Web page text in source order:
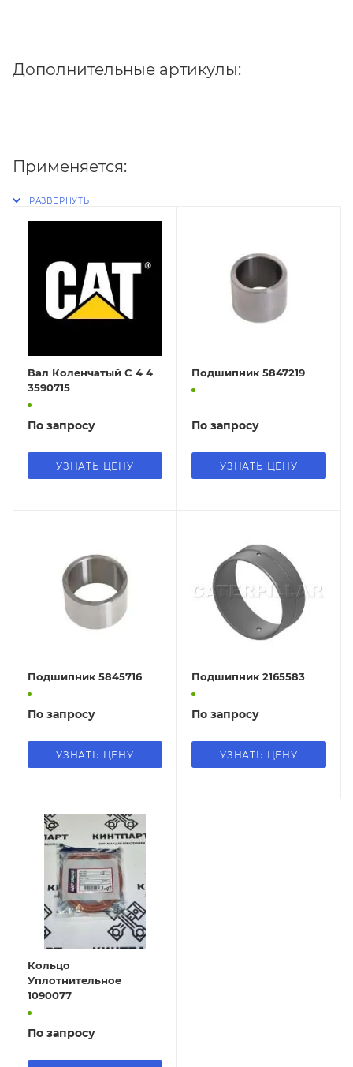
Дополнительные артикулы:
Применяется:
Вал Коленчатый C 4 4
3590715
По запросу
УЗНАТЬ ЦЕНУ
Подшипник 5847219
По запросу
УЗНАТЬ ЦЕНУ
Подшипник 5845716
По запросу
УЗНАТЬ ЦЕНУ
Подшипник 2165583
По запросу
УЗНАТЬ ЦЕНУ
Кольцо
Уплотнительное
1090077
По запросу